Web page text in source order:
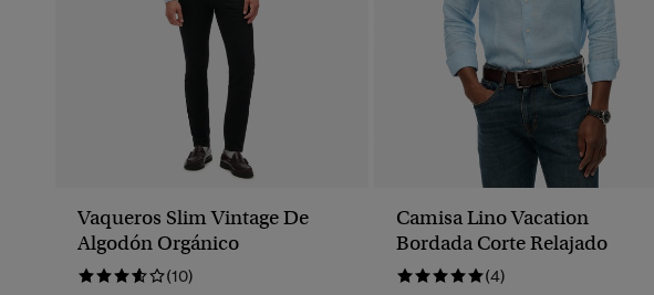
Vaqueros Slim Vintage De
Algodón Orgánico
(10)
Camisa Lino Vacation
Bordada Corte Relajado
(4)